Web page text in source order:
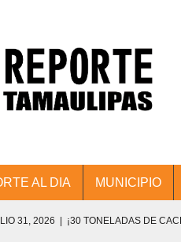
AL DIA MUNICIPIO
31, 2026 | ¡30 TONELADAS DE